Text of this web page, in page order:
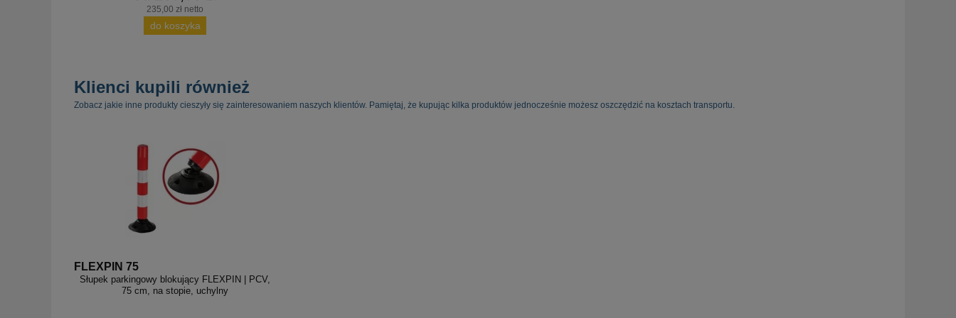
235,00 zł netto
do koszyka
Klienci kupili również
Zobacz jakie inne produkty cieszyły się zainteresowaniem naszych klientów. Pamiętaj, że kupując kilka produktów jednocześnie możesz oszczędzić na kosztach transportu.
FLEXPIN 75
Słupek parkingowy blokujący FLEXPIN | PCV,
75 cm, na stopie, uchylny